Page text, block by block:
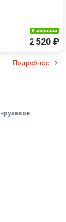
В наличии
2 520 ₽
Подробнее
«рулевое